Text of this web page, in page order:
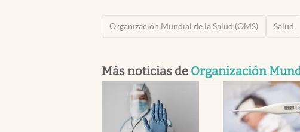
Organización Mundial de la Salud (OMS) Salud
Más noticias de Organización